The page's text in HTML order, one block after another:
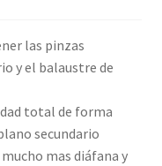
las pinzas
y el balaustre de
total de forma
secundario
mas diáfana y